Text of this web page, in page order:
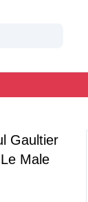
Gaultier
Male